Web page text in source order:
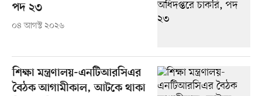
পদ ২৩
০৪ আগস্ট ২০২৬
শিক্ষা মন্ত্রণালয়-এনটিআরসিএর
বৈঠক আগামীকাল, আটকে থাকা